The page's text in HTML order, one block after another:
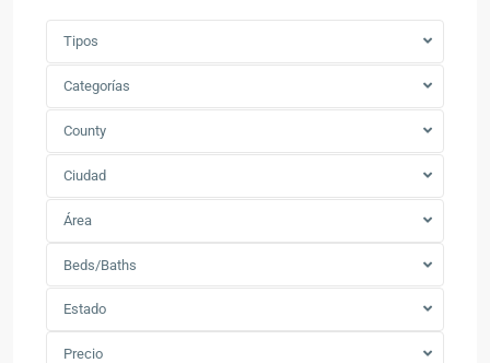
Tipos
Categorías
County
Ciudad
Área
Beds/Baths
Estado
Precio